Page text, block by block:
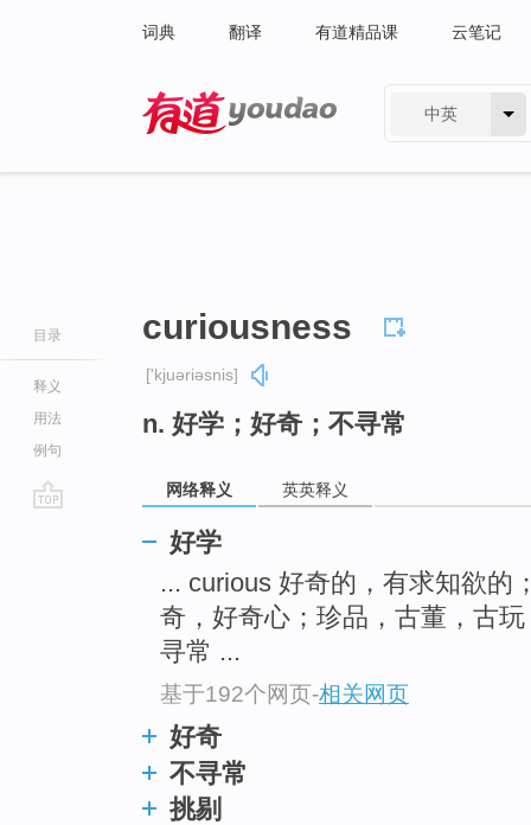
词典 翻译 有道精品课 云笔记
中英
目录
释义
用法
例句
curiousness
['kjuəriəsnis]
n. 好学；好奇；不寻常
网络释义 英英释义
好学
... curious 好奇的，有求知欲的
奇，好奇心；珍品，古董，古玩
寻常 ...
基于192个网页-相关网页
好奇
不寻常
挑剔